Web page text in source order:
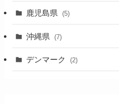
鹿児島県 (5)
沖縄県 (7)
デンマーク (2)